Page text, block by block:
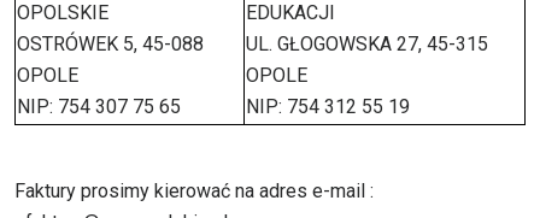
OPOLSKIE
OSTRÓWEK 5, 45-088
OPOLE
NIP: 754 307 75 65
EDUKACJI
UL. GŁOGOWSKA 27, 45-315
OPOLE
NIP: 754 312 55 19
Faktury prosimy kierować na adres e-mail :